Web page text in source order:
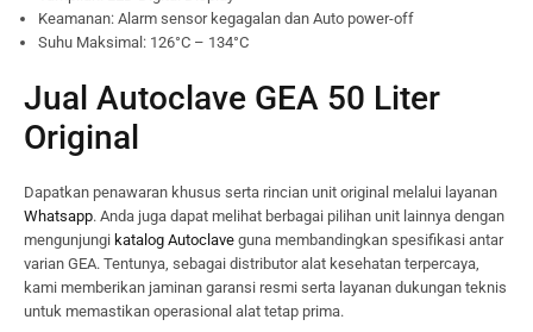
Keamanan: Alarm sensor kegagalan dan Auto power-off
Suhu Maksimal: 126°C – 134°C
Jual Autoclave GEA 50 Liter
Original
Dapatkan penawaran khusus serta rincian unit original melalui layanan
Whatsapp. Anda juga dapat melihat berbagai pilihan unit lainnya dengan
mengunjungi katalog Autoclave guna membandingkan spesifikasi antar
varian GEA. Tentunya, sebagai distributor alat kesehatan terpercaya,
kami memberikan jaminan garansi resmi serta layanan dukungan teknis
untuk memastikan operasional alat tetap prima.